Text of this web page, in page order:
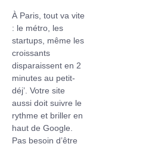
À Paris, tout va vite
: le métro, les
startups, même les
croissants
disparaissent en 2
minutes au petit-
déj’. Votre site
aussi doit suivre le
rythme et briller en
haut de Google.
Pas besoin d’être